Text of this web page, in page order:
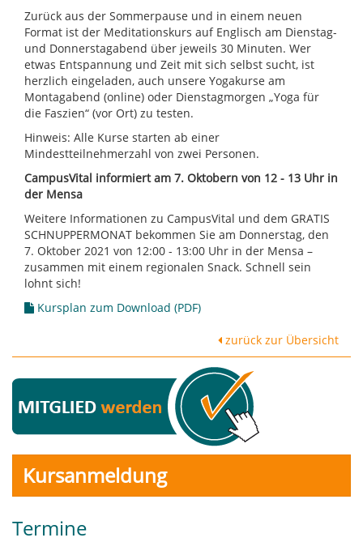
Zurück aus der Sommerpause und in einem neuen
Format ist der Meditationskurs auf Englisch am Dienstag-
und Donnerstagabend über jeweils 30 Minuten. Wer
etwas Entspannung und Zeit mit sich selbst sucht, ist
herzlich eingeladen, auch unsere Yogakurse am
Montagabend (online) oder Dienstagmorgen „Yoga für
die Faszien“ (vor Ort) zu testen.
Hinweis: Alle Kurse starten ab einer
Mindestteilnehmerzahl von zwei Personen.
CampusVital informiert am 7. Oktobern von 12 - 13 Uhr in
der Mensa
Weitere Informationen zu CampusVital und dem GRATIS
SCHNUPPERMONAT bekommen Sie am Donnerstag, den
7. Oktober 2021 von 12:00 - 13:00 Uhr in der Mensa –
zusammen mit einem regionalen Snack. Schnell sein
lohnt sich!
Kursplan zum Download (PDF)
zurück zur Übersicht
Kursanmeldung
Termine